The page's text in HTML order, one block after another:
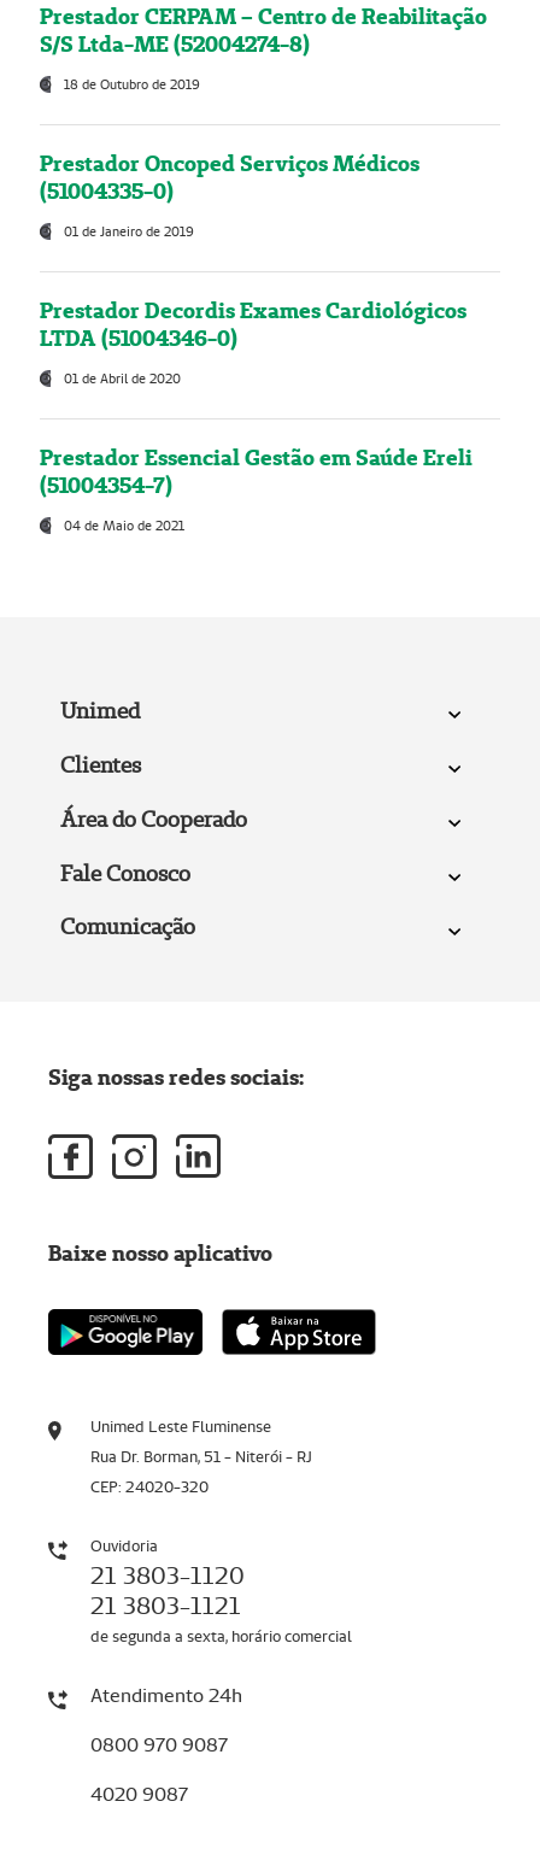
Prestador CERPAM – Centro de Reabilitação
S/S Ltda-ME (52004274-8)
18 de Outubro de 2019
Prestador Oncoped Serviços Médicos
(51004335-0)
01 de Janeiro de 2019
Prestador Decordis Exames Cardiológicos
LTDA (51004346-0)
01 de Abril de 2020
Prestador Essencial Gestão em Saúde Ereli
(51004354-7)
04 de Maio de 2021
Unimed
Clientes
Área do Cooperado
Fale Conosco
Comunicação
Unimed Leste Fluminense
Rua Dr. Borman, 51 - Niterói - RJ
CEP: 24020-320
Ouvidoria
21 3803-1120
21 3803-1121
de segunda a sexta, horário comercial
Atendimento 24h
0800 970 9087
4020 9087
Siga nossas redes sociais:
Baixe nosso aplicativo